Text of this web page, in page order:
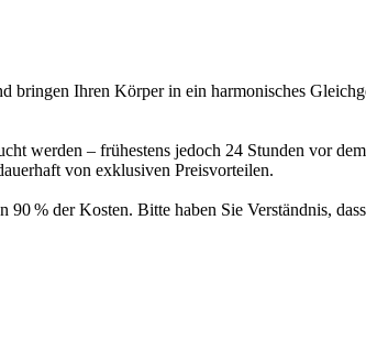
Ihren Körper in ein harmonisches
werden – frühestens jedoch 24 Stunden vor
von exklusiven Preisvorteilen.
% der Kosten. Bitte haben Sie Verständnis,